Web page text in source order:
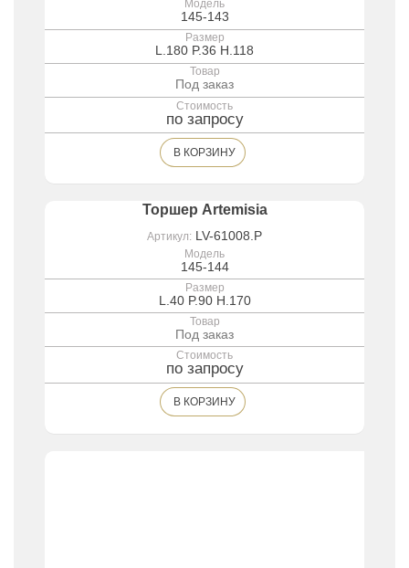
Модель
145-143
Размер
L.180 P.36 H.118
Товар
Под заказ
Стоимость
по запросу
В КОРЗИНУ
Торшер Artemisia
Артикул: LV-61008.P
Модель
145-144
Размер
L.40 P.90 H.170
Товар
Под заказ
Стоимость
по запросу
В КОРЗИНУ